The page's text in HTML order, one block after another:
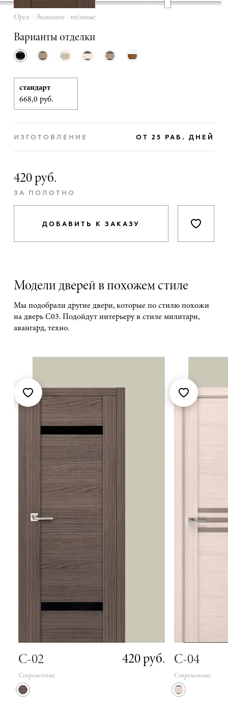
ИЗГОТОВЛЕНИЕ ОТ 25 РАБ. ДНЕЙ
420 руб.
ЗА ПОЛОТНО
ДОБАВИТЬ К ЗАКАЗУ
Орех - Экошпон - тёмные
Варианты отделки
стандарт
668,0 руб.
Модели дверей в похожем стиле
Мы подобрали другие двери, которые по стилю похожи
на дверь С03. Подойдут интерьеру в стиле милитари,
авангард, техно.
С-02 420 руб.
Современные
С-04
Современные